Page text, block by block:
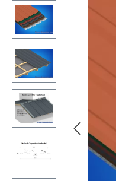
Bildergalerie überspringen